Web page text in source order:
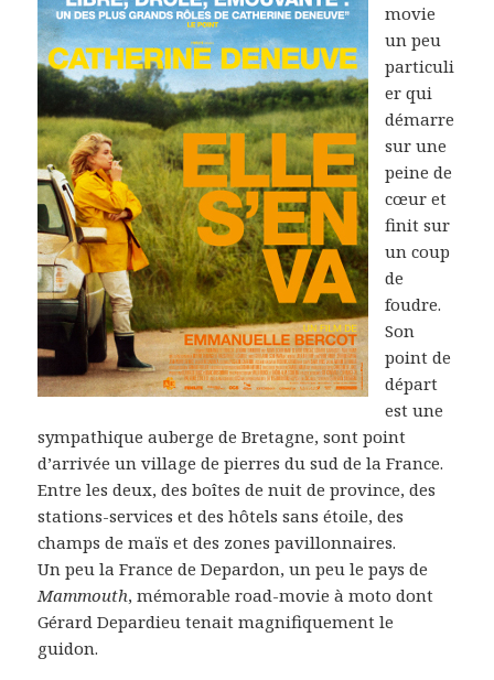
movie
un peu
particuli
er qui
démarre
sur une
peine de
cœur et
finit sur
un coup
de
foudre.
Son
point de
départ
est une
sympathique auberge de Bretagne, sont point
d’arrivée un village de pierres du sud de la France.
Entre les deux, des boîtes de nuit de province, des
stations-services et des hôtels sans étoile, des
champs de maïs et des zones pavillonnaires.
Un peu la France de Depardon, un peu le pays de
Mammouth, mémorable road-movie à moto dont
Gérard Depardieu tenait magnifiquement le
guidon.